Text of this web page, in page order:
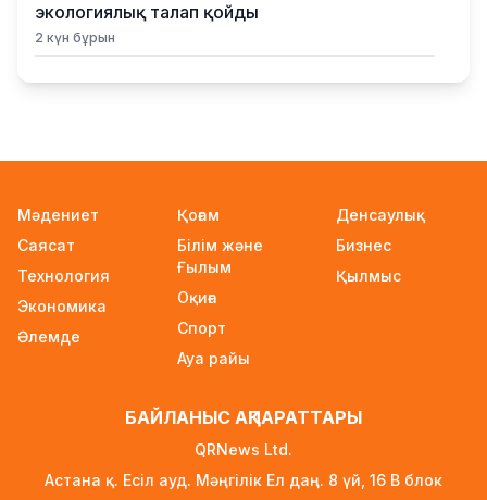
экологиялық талап қойды
2 күн бұрын
Жүлде қоры 10,5 миллион теңге: Алматыда
мемлекеттік білім гранттары иегерлерінің
тізімі жарияланды
2 күн бұрын
Ауылға көшетін IT-мамандар мен
архивистерге 10,8 млн теңгеге дейін тұрғын
үй несиесі берілуі мүмкін
Футболдан Қазақстан құрамасына жаңа бас
2 күн бұрын
Мәдениет
Саясат
Технология
Экономика
Әлемде
Қоғам
Білім және
Ғылым
Оқиға
Спорт
Ауа райы
Денсаулық
Бизнес
Қылмыс
БАЙЛАНЫС АҚПАРАТТАРЫ
QRNews Ltd.
Астана қ. Есіл ауд. Мәңгілік Ел даң. 8 үй, 16 B блок